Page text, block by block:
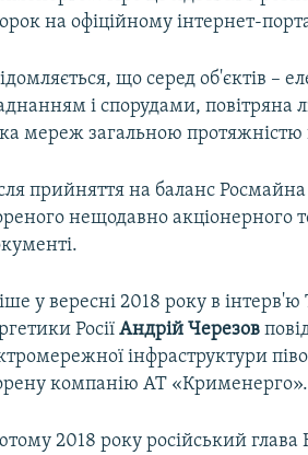
на офіційному інтернет-
що серед об'єктів –
і спорудами, повітряна
мереж загальною протяжністю
прийняття на баланс
нещодавно акціонерного
у вересні 2018 року в
РосіїАндрій Черезов
інфраструктури
компанію АТ «Крименерго».
2018 року російський